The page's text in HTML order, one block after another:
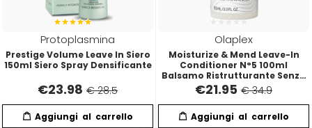
Protoplasmina
Prestige Volume Leave In Siero
150ml Siero Spray Densificante
€23.98 € 28.5
Olaplex
Moisturize & Mend Leave-In
Conditioner N°5 100ml
Balsamo Ristrutturante Senza
Risciacquo
€21.95 € 34.9